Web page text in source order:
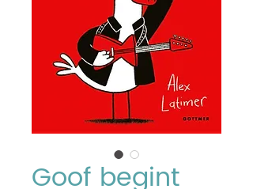
Goof begint